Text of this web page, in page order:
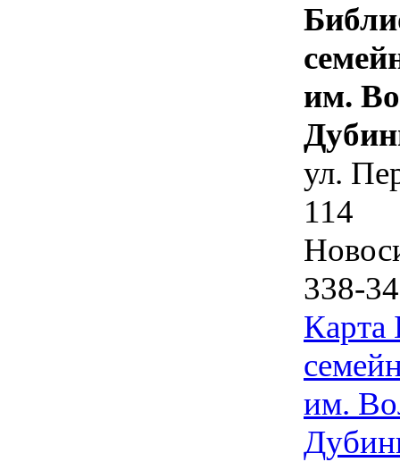
им.
ул.
114
338-
Карта
им.